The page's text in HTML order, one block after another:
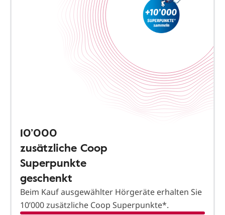
10’000
zusätzliche Coop
Superpunkte
geschenkt
Beim Kauf ausgewählter Hörgeräte erhalten Sie
10’000 zusätzliche Coop Superpunkte*.